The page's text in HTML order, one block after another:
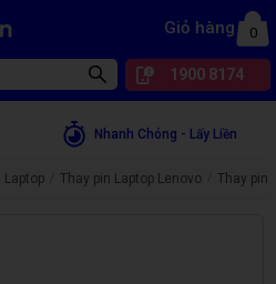
Giỏ hàng 0
1900 8174
Nhanh Chóng - Lấy Liền
Laptop Thay pin Laptop Lenovo Thay pin